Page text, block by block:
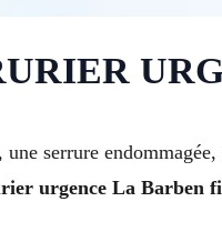
une serrure
urgence La Barben